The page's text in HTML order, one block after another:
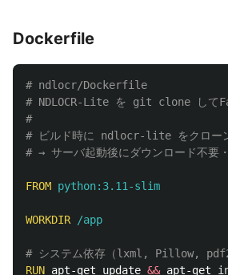
Dockerfile
# ndlocr/Dockerfile
# NDLOCR-Lite を git clone して
#
# ビルド時に ndlocr-lite をクローン
# → サーバ起動後にダウンロード不要
FROM python:3.11-slim
WORKDIR /app
# システム依存（lxml, Pillow,
RUN apt-get update && apt-get